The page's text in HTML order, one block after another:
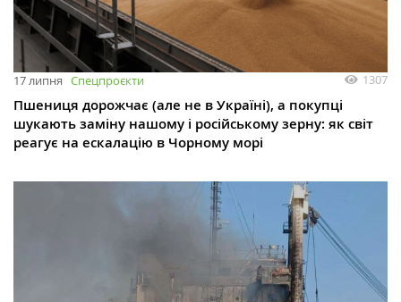
17 липня Спецпроєкти 1307
Пшениця дорожчає (але не в Україні), а покупці
шукають заміну нашому і російському зерну: як світ
реагує на ескалацію в Чорному морі